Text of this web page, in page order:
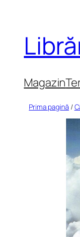
conținut
Magazin
Prima pagină /